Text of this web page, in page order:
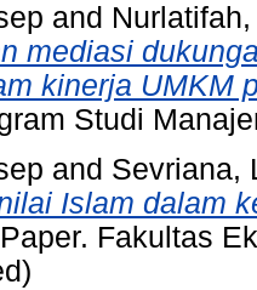
and
mediasi
kinerja UMKM
Studi
and Sevriana,
Islam dalam
Fakultas